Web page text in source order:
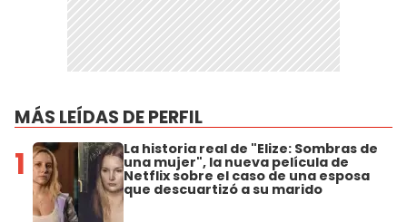
MÁS LEÍDAS DE PERFIL
1 La historia real de "Elize: Sombras de
una mujer", la nueva película de
Netflix sobre el caso de una esposa
que descuartizó a su marido